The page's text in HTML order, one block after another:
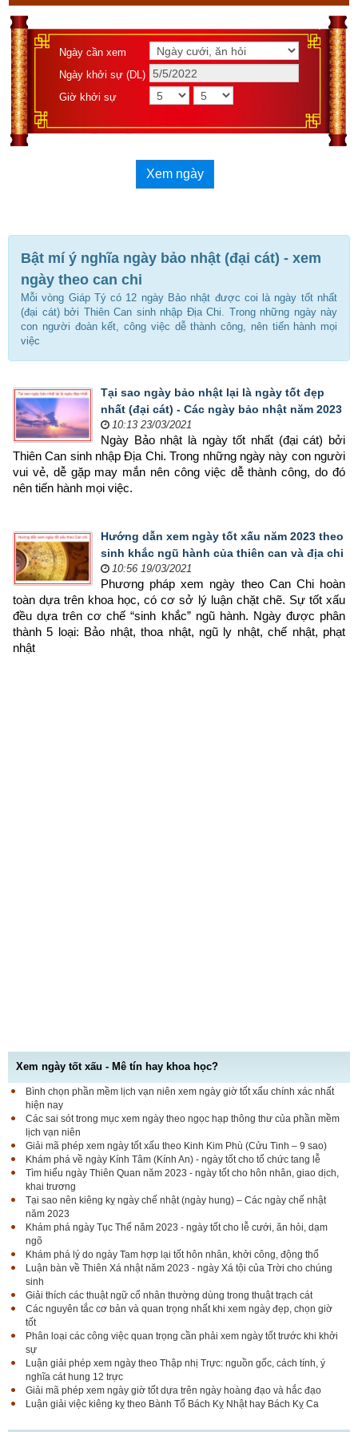
Ngày cần xem
Ngày khởi sự (DL)
Giờ khởi sự
Xem ngày
Bật mí ý nghĩa ngày bảo nhật (đại cát) - xem
ngày theo can chi
Mỗi vòng Giáp Tý có 12 ngày Bảo nhật được coi là ngày tốt nhất
(đại cát) bởi Thiên Can sinh nhập Địa Chi. Trong những ngày này
con người đoàn kết, công việc dễ thành công, nên tiến hành mọi
việc
Tại sao ngày bảo nhật lại là ngày tốt đẹp
nhất (đại cát) - Các ngày bảo nhật năm 2023
10:13 23/03/2021
Ngày Bảo nhật là ngày tốt nhất (đại cát) bởi
Thiên Can sinh nhập Địa Chi. Trong những ngày này con người
vui vẻ, dễ gặp may mắn nên công việc dễ thành công, do đó
nên tiến hành mọi việc.
Hướng dẫn xem ngày tốt xấu năm 2023 theo
sinh khắc ngũ hành của thiên can và địa chi
10:56 19/03/2021
Phương pháp xem ngày theo Can Chi hoàn
toàn dựa trên khoa học, có cơ sở lý luận chặt chẽ. Sự tốt xấu
đều dựa trên cơ chế “sinh khắc” ngũ hành. Ngày được phân
thành 5 loại: Bảo nhật, thoa nhật, ngũ ly nhật, chế nhật, phạt
nhật
Xem ngày tốt xấu - Mê tín hay khoa học?
Bình chọn phần mềm lịch vạn niên xem ngày giờ tốt xấu chính xác nhất
hiện nay
Các sai sót trong mục xem ngày theo ngọc hạp thông thư của phần mềm
lịch vạn niên
Giải mã phép xem ngày tốt xấu theo Kinh Kim Phù (Cửu Tinh – 9 sao)
Khám phá về ngày Kính Tâm (Kính An) - ngày tốt cho tổ chức tang lễ
Tìm hiểu ngày Thiên Quan năm 2023 - ngày tốt cho hôn nhân, giao dịch,
khai trương
Tại sao nên kiêng kỵ ngày chế nhật (ngày hung) – Các ngày chế nhật
năm 2023
Khám phá ngày Tục Thế năm 2023 - ngày tốt cho lễ cưới, ăn hỏi, dạm
ngõ
Khám phá lý do ngày Tam hợp lại tốt hôn nhân, khởi công, động thổ
Luận bàn về Thiên Xá nhật năm 2023 - ngày Xá tội của Trời cho chúng
sinh
Giải thích các thuật ngữ cổ nhân thường dùng trong thuật trạch cát
Các nguyên tắc cơ bản và quan trọng nhất khi xem ngày đẹp, chọn giờ
tốt
Phân loại các công việc quan trọng cần phải xem ngày tốt trước khi khởi
sự
Luận giải phép xem ngày theo Thập nhị Trực: nguồn gốc, cách tính, ý
nghĩa cát hung 12 trực
Giải mã phép xem ngày giờ tốt dựa trên ngày hoàng đạo và hắc đạo
Luận giải việc kiêng kỵ theo Bành Tổ Bách Kỵ Nhật hay Bách Kỵ Ca